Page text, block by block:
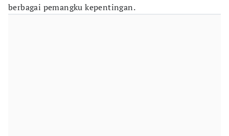
berbagai pemangku kepentingan.